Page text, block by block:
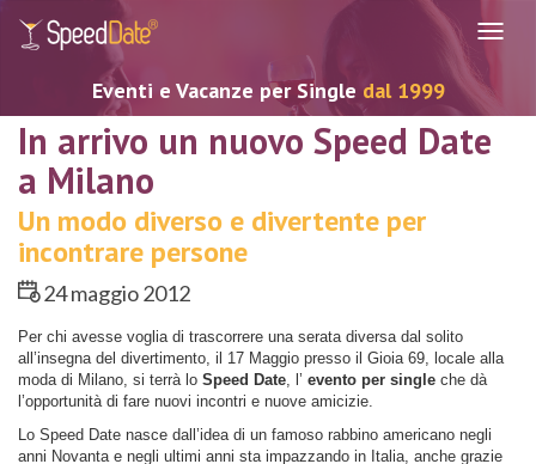
Eventi e Vacanze per Single dal 1999
In arrivo un nuovo Speed Date
a Milano
Un modo diverso e divertente per
incontrare persone
24 maggio 2012
Per chi avesse voglia di trascorrere una serata diversa dal solito
all’insegna del divertimento, il 17 Maggio presso il Gioia 69, locale alla
moda di Milano, si terrà lo Speed Date, l’ evento per single che dà
l’opportunità di fare nuovi incontri e nuove amicizie.
Lo Speed Date nasce dall’idea di un famoso rabbino americano negli
anni Novanta e negli ultimi anni sta impazzando in Italia, anche grazie